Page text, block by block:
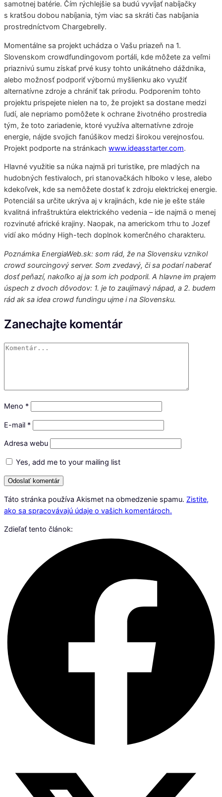
samotnej batérie. Čím rýchlejšie sa budú vyvíjať nabíjačky
s kratšou dobou nabíjania, tým viac sa skráti čas nabíjania
prostredníctvom Chargebrelly.
Momentálne sa projekt uchádza o Vašu priazeň na 1.
Slovenskom crowdfundingovom portáli, kde môžete za veľmi
priaznivú sumu získať prvé kusy tohto unikátneho dáždnika,
alebo možnosť podporiť výbornú myšlienku ako využiť
alternatívne zdroje a chrániť tak prírodu. Podporením tohto
projektu prispejete nielen na to, že projekt sa dostane medzi
ľudí, ale nepriamo pomôžete k ochrane životného prostredia
tým, že toto zariadenie, ktoré využíva alternatívne zdroje
energie, nájde svojich fanúšikov medzi širokou verejnosťou.
Projekt podporte na stránkach www.ideasstarter.com.
Hlavné využitie sa núka najmä pri turistike, pre mladých na
hudobných festivaloch, pri stanovačkách hlboko v lese, alebo
kdekoľvek, kde sa nemôžete dostať k zdroju elektrickej energie.
Potenciál sa určite ukrýva aj v krajinách, kde nie je ešte stále
kvalitná infraštruktúra elektrického vedenia – ide najmä o menej
rozvinuté africké krajiny. Naopak, na americkom trhu to Jozef
vidí ako módny High-tech doplnok komerčného charakteru.
Poznámka EnergiaWeb.sk: som rád, že na Slovensku vznikol
crowd sourcingový server. Som zvedavý, či sa podarí naberať
dosť peňazí, nakoľko aj ja som ich podporil. A hlavne im prajem
úspech z dvoch dôvodov: 1. je to zaujímavý nápad, a 2. budem
rád ak sa idea crowd fundingu ujme i na Slovensku.
Zanechajte komentár
Meno *
E-mail *
Adresa webu
Yes, add me to your mailing list
Táto stránka používa Akismet na obmedzenie spamu. Zistite,
ako sa spracovávajú údaje o vašich komentároch.
Zdieľať tento článok: